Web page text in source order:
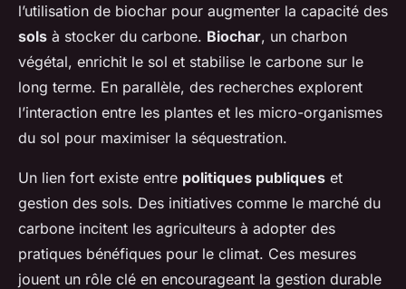
l’utilisation de biochar pour augmenter la capacité des
sols à stocker du carbone. Biochar, un charbon
végétal, enrichit le sol et stabilise le carbone sur le
long terme. En parallèle, des recherches explorent
l’interaction entre les plantes et les micro-organismes
du sol pour maximiser la séquestration.
Un lien fort existe entre politiques publiques et
gestion des sols. Des initiatives comme le marché du
carbone incitent les agriculteurs à adopter des
pratiques bénéfiques pour le climat. Ces mesures
jouent un rôle clé en encourageant la gestion durable